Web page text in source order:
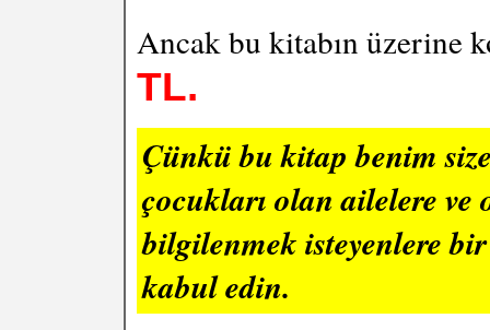
Ancak bu kitabın üzerine
TL.
Çünkü bu kitap benim
çocukları olan ailelere
bilgilenmek isteyenlere
kabul edin.